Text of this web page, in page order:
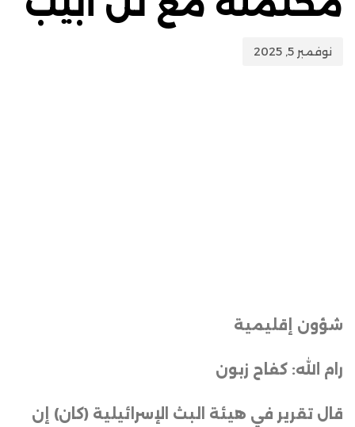
نوفمبر 5, 2025
شؤون إقليمية
رام الله: كفاح زبون
قال تقرير في هيئة البث الإسرائيلية (كان) إن